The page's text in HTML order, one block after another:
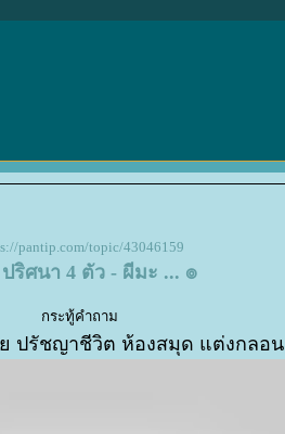
pantip.com/topic/43046159
ริศนา 4 ตัว - ผีมะ ... ๏
กระทู้คำถาม
ปรัชญาชีวิต ห้องสมุด แต่งกลอน